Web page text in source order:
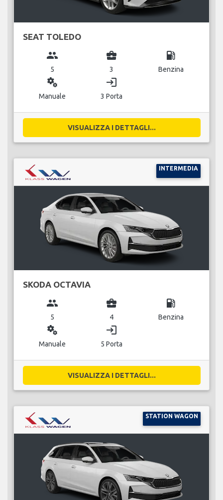
SEAT TOLEDO
group
5
business_center
3
local_gas_station
Benzina
miscellaneous_services
Manuale
login
3 Porta
VISUALIZZA I DETTAGLI...
INTERMEDIA
SKODA OCTAVIA
group
5
business_center
4
local_gas_station
Benzina
miscellaneous_services
Manuale
login
5 Porta
VISUALIZZA I DETTAGLI...
STATION WAGON